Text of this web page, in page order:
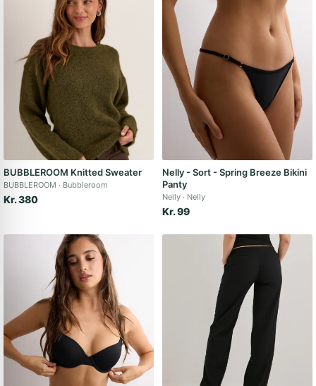
BUBBLEROOM Knitted Sweater
BUBBLEROOM Bubbleroom
Kr. 380
Nelly - Sort - Spring Breeze Bikini
Panty
Nelly Nelly
Kr. 99